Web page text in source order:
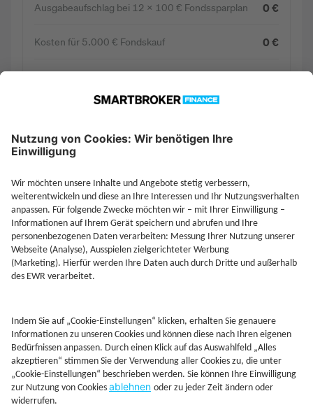
Ausgabeaufschlag bei 12 x 100 € Fondssparplan 0 €
Kosten für 5.000 € Fondskauf 0 €
Mehr erfahren
Kontakt
Rechtliches
AGB
Beschwerdemanagement
Cookie-Mananagment
Datenschutz
Fernabsatzinformation